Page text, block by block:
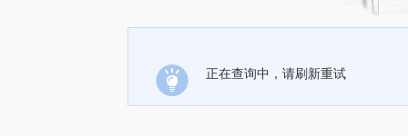
正在查询中，请刷新重试